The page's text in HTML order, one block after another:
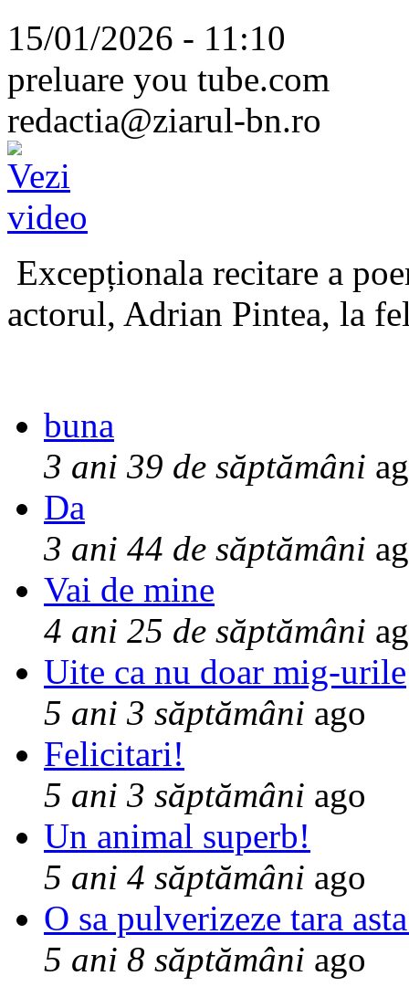
15/01/2026 - 11:10
preluare you tube.com
redactia@ziarul-bn.ro
Excepționala recitare a
actorul, Adrian Pintea, la
buna
3 ani 39 de săptămâni
Da
3 ani 44 de săptămâni
Vai de mine
4 ani 25 de săptămâni
Uite ca nu doar mig-urile
5 ani 3 săptămâni ago
Felicitari!
5 ani 3 săptămâni ago
Un animal superb!
5 ani 4 săptămâni ago
O sa pulverizeze tara
5 ani 8 săptămâni ago